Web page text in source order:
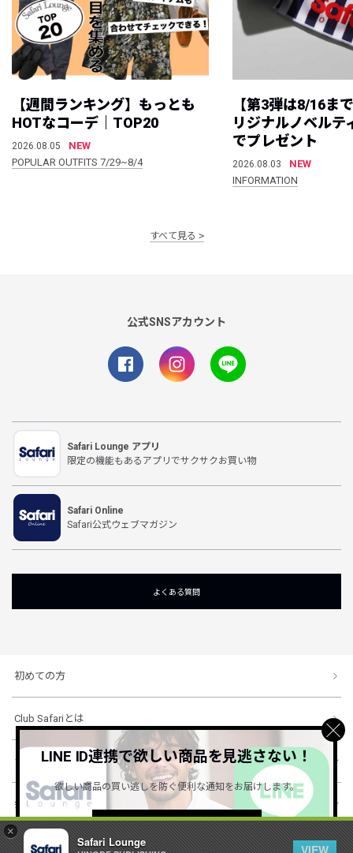
×
Safari Lounge
VIEW
【週間ランキング】もっとも
HOTなコーデ｜TOP20
2026.08.05
NEW
POPULAR OUTFITS 7/29~8/4
【第3弾は8/16ま
リジナルノベルテ
でプレゼント
2026.08.03
NEW
INFORMATION
すべて見る
公式SNSアカウント
Safari Lounge アプリ
限定の機能もあるアプリでサクサクお買い物
Safari Online
Safari公式ウェブマガジン
よくある質問
初めての方
Club Safariとは
ショッピングガイド
会社概要・規約
LINE ID連携で欲しい商品を見逃さない！
欲しい商品の買い逃しを防ぐ便利な通知をお届けします。
詳しくはこちら ＞